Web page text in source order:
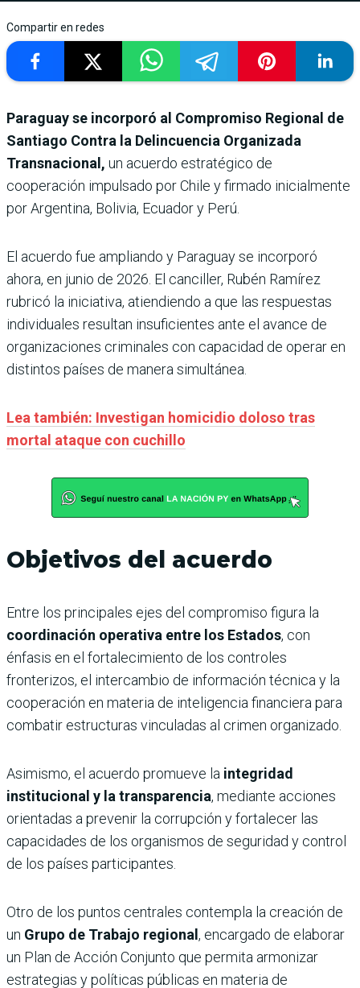
Compartir en redes
Paraguay se incorporó al Compromiso Regional de
Santiago Contra la Delincuencia Organizada
Transnacional, un acuerdo estratégico de
cooperación impulsado por Chile y firmado inicialmente
por Argentina, Bolivia, Ecuador y Perú.
El acuerdo fue ampliando y Paraguay se incorporó
ahora, en junio de 2026. El canciller, Rubén Ramírez
rubricó la iniciativa, atiendiendo a que las respuestas
individuales resultan insuficientes ante el avance de
organizaciones criminales con capacidad de operar en
distintos países de manera simultánea.
Lea también: Investigan homicidio doloso tras
mortal ataque con cuchillo
Objetivos del acuerdo
Entre los principales ejes del compromiso figura la
coordinación operativa entre los Estados, con
énfasis en el fortalecimiento de los controles
fronterizos, el intercambio de información técnica y la
cooperación en materia de inteligencia financiera para
combatir estructuras vinculadas al crimen organizado.
Asimismo, el acuerdo promueve la integridad
institucional y la transparencia, mediante acciones
orientadas a prevenir la corrupción y fortalecer las
capacidades de los organismos de seguridad y control
de los países participantes.
Otro de los puntos centrales contempla la creación de
un Grupo de Trabajo regional, encargado de elaborar
un Plan de Acción Conjunto que permita armonizar
estrategias y políticas públicas en materia de